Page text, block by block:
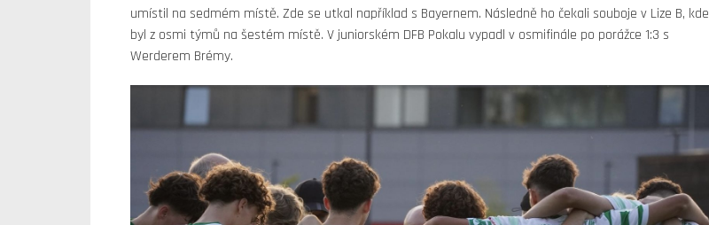
umístil na sedmém místě. Zde se utkal například s Bayernem. Následně ho čekali souboje v Lize B, kde
byl z osmi týmů na šestém místě. V juniorském DFB Pokalu vypadl v osmifinále po porážce 1:3 s
Werderem Brémy.